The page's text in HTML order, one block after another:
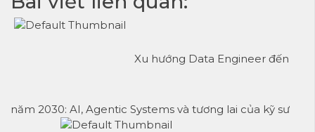
Xu hướng Data Engineer đến
năm 2030: AI, Agentic Systems và tương lai của kỹ sư